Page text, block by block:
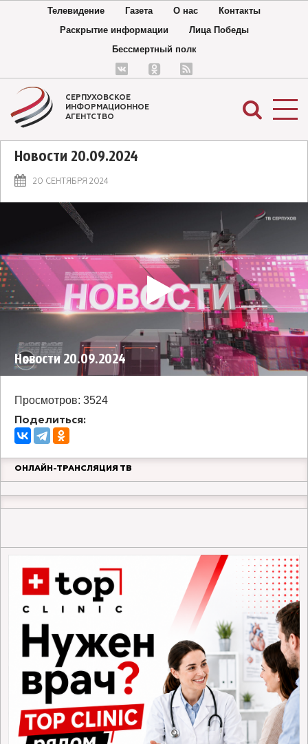
Телевидение Газета О нас
Контакты
Раскрытие информации
Лица Победы
Бессмертный полк
СЕРПУХОВСКОЕ
ИНФОРМАЦИОННОЕ
АГЕНТСТВО
Новости 20.09.2024
20 СЕНТЯБРЯ 2024
Новости 20.09.2024
Просмотров: 3524
Поделиться:
ОНЛАЙН-ТРАНСЛЯЦИЯ ТВ